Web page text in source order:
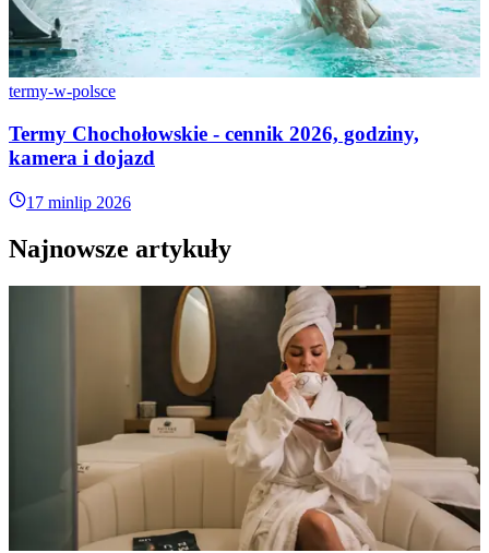
termy-w-polsce
Termy Chochołowskie - cennik 2026, godziny,
kamera i dojazd
17 minlip 2026
Najnowsze artykuły